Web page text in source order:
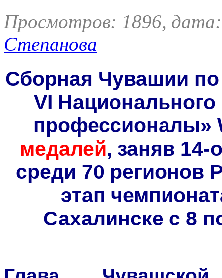
Просмотров: 1896,
Степанова
Сборная Чувашии по
VI
профессионалы»
медалей, заняв
среди 70 регионов
этап
Сахалинске с 8